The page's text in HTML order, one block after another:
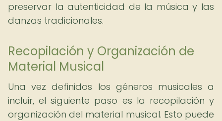
preservar la autenticidad de la música y las
danzas tradicionales.
Recopilación y Organización de
Material Musical
Una vez definidos los géneros musicales a
incluir, el siguiente paso es la recopilación y
organización del material musical. Esto puede